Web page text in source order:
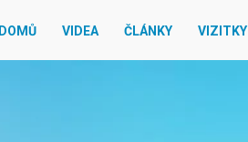
DOMŮ VIDEA ČLÁNKY VIZITKY